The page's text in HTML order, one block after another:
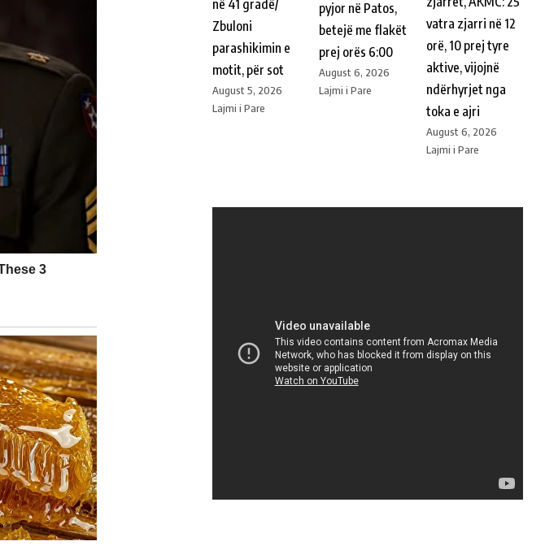
në 41 gradë/
Zbuloni
parashikimin e
motit, për sot
August 5, 2026
Lajmi i Pare
pyjor në Patos,
betejë me flakët
prej orës 6:00
August 6, 2026
Lajmi i Pare
vatra zjarri në 12
orë, 10 prej tyre
aktive, vijojnë
ndërhyrjet nga
toka e ajri
August 6, 2026
Lajmi i Pare